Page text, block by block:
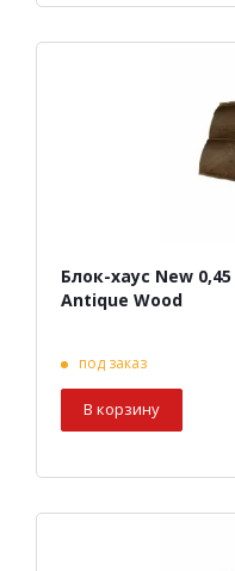
Блок-хаус New
Antique Wood
под заказ
В корзину